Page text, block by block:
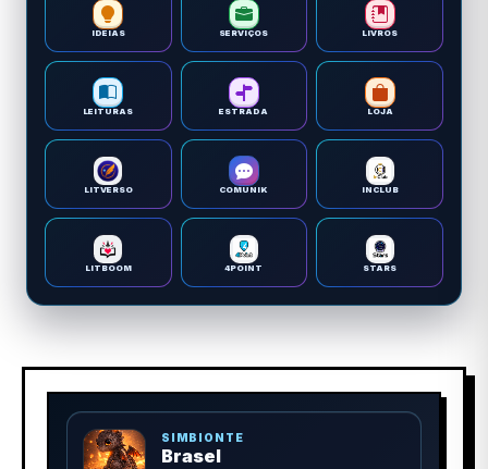
IDEIAS SERVIÇOS LIVROS
LEITURAS ESTRADA LOJA
LITVERSO COMUNIK INCLUB
LITBOOM 4POINT STARS
SIMBIONTE
Brasel